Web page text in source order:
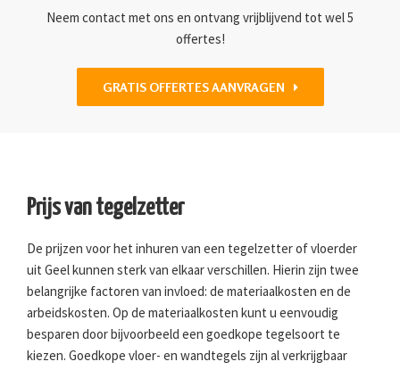
Neem contact met ons en ontvang vrijblijvend tot wel 5
offertes!
GRATIS OFFERTES AANVRAGEN
Prijs van tegelzetter
De prijzen voor het inhuren van een tegelzetter of vloerder
uit Geel kunnen sterk van elkaar verschillen. Hierin zijn twee
belangrijke factoren van invloed: de materiaalkosten en de
arbeidskosten. Op de materiaalkosten kunt u eenvoudig
besparen door bijvoorbeeld een goedkope tegelsoort te
kiezen. Goedkope vloer- en wandtegels zijn al verkrijgbaar